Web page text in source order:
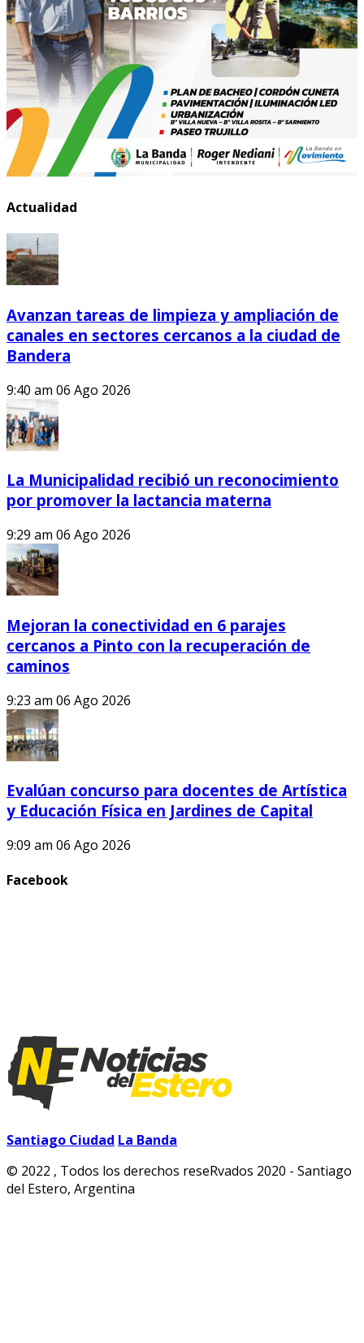
Actualidad
Avanzan tareas de limpieza y ampliación de
canales en sectores cercanos a la ciudad de
Bandera
9:40 am 06 Ago 2026
La Municipalidad recibió un reconocimiento
por promover la lactancia materna
9:29 am 06 Ago 2026
Mejoran la conectividad en 6 parajes
cercanos a Pinto con la recuperación de
caminos
9:23 am 06 Ago 2026
Evalúan concurso para docentes de Artística
y Educación Física en Jardines de Capital
9:09 am 06 Ago 2026
Facebook
Santiago Ciudad La Banda
© 2022 , Todos los derechos reseRvados 2020 - Santiago
del Estero, Argentina